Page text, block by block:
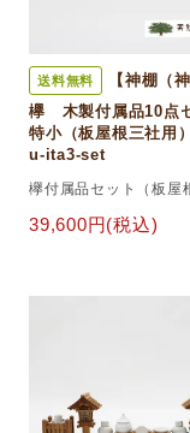
送料無料
【神棚（
欅 木製付属品10点
特小（板屋根三社
u-ita3-set
欅付属品セット（板屋
39,600円(税込)